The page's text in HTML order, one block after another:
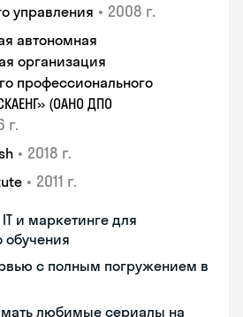
управления • 2008 г.
автономная
организация
профессионального
(ОАНО ДПО
г.
• 2018 г.
• 2011 г.
и маркетинге для
обучения
с полным погружением в
любимые сериалы на